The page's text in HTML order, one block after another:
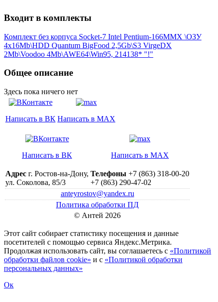
Входит в комплекты
Комплект без корпуса Socket-7 Intel Pentium-166MMX \ОЗУ
4x16Mb\HDD Quantum BigFood 2,5Gb\S3 VirgeDX
2Mb\Voodoo 4Mb\AWE64\Win95, 214138* "!"
Общее описание
Здесь пока ничего нет
Написать в ВК Написать в MAX
Написать в ВК Написать в MAX
Адрес г. Ростов-на-Дону,
ул. Соколова, 85/3
Телефоны +7 (863) 318-00-20
+7 (863) 290-47-02
anteyrostov@yandex.ru
Политика обработки ПД
© Антей 2026
Этот сайт собирает статистику посещения и данные
посетителей c помощью сервиса Яндекс.Метрика.
Продолжая использовать сайт, вы соглашаетесь с «Политикой
обработки файлов cookie» и с «Политикой обработки
персональных данных»
Ок